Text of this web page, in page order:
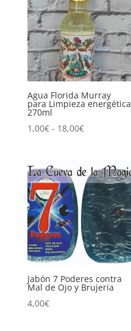
Agua Florida Murray
para Limpieza energética
270ml
1,00€ - 18,00€Rango
desde
1,00€
hasta
18,00€
Jabón 7 Poderes contra
Mal de Ojo y Brujeria
4,00€